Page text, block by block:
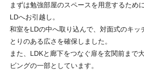
まずは勉強部屋のスペースを用意するため
LDへお引越し。
和室をLDの中へ取り込んで、対面式のキッ
とりのある広さを確保しました。
また、LDKと廊下をつなぐ扉を玄関前まで
ビングの一部としています。